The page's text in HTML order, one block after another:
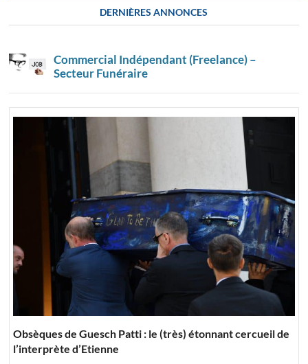
DERNIÈRES ANNONCES
Commercial Indépendant (Freelance) –
Secteur Funéraire
Obsèques de Guesch Patti : le (très) étonnant cercueil de
l’interprète d’Etienne